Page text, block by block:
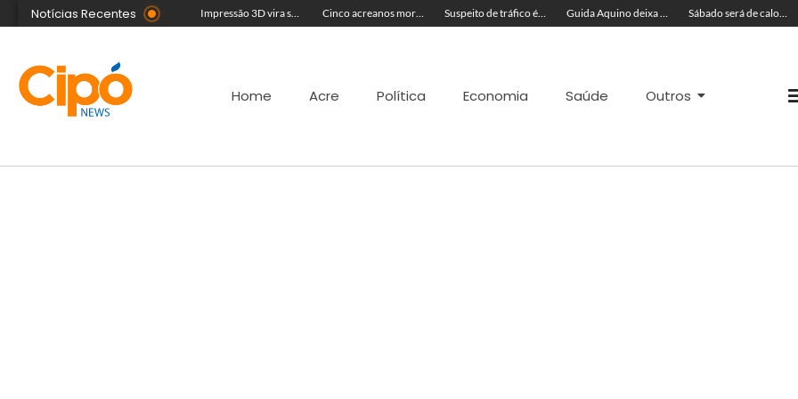
Notícias Recentes
Foragido da Justiça se casa durante a Expoacre, mas é preso logo depois por reconhecimento facial Impressão 3D vira sucesso na Feira de Negócios do Novenário com brinquedos personalizados e sensoriais Cinco acreanos mortos em acidente trágico na BR-364 são velados juntos Suspeito de tráfico é preso com skunk, cocaína e munições em residência Guida Aquino deixa reitoria da Ufac e publica carta aberta com balanço de gestão Sábado será de calor de até 37ºC e tempo muito ventilado no Acre; veja a previsão
Home Acre Política Economia Saúde Outros